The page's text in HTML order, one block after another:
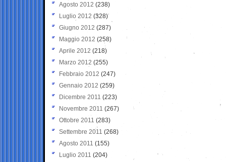
Agosto 2012 (238)
Luglio 2012 (328)
Giugno 2012 (287)
Maggio 2012 (258)
Aprile 2012 (218)
Marzo 2012 (255)
Febbraio 2012 (247)
Gennaio 2012 (259)
Dicembre 2011 (223)
Novembre 2011 (267)
Ottobre 2011 (283)
Settembre 2011 (268)
Agosto 2011 (155)
Luglio 2011 (204)